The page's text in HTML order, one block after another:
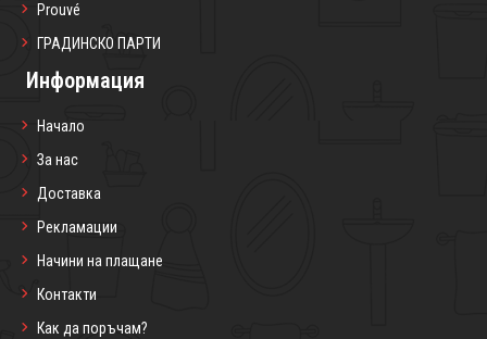
Prouvé
ГРАДИНСКО ПАРТИ
Информация
Начало
За нас
Доставка
Рекламации
Начини на плащане
Контакти
Как да поръчам?